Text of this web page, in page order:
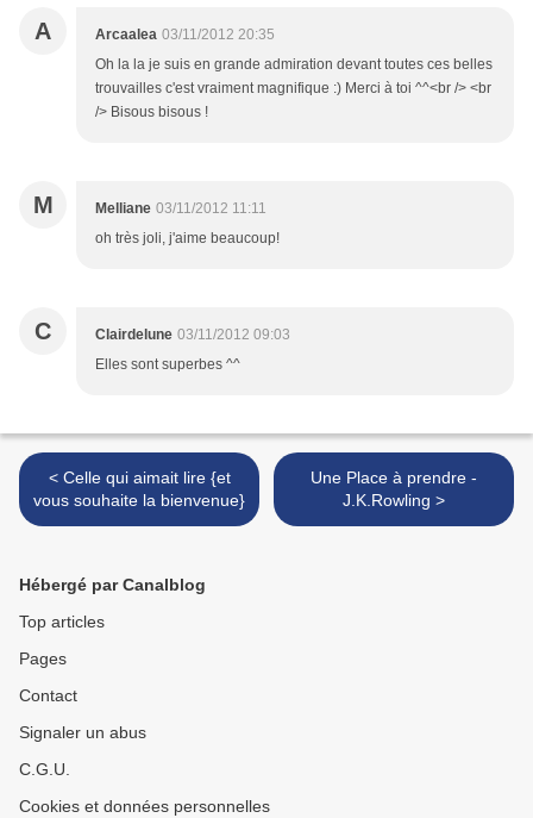
A Arcaalea 03/11/2012 20:35
Oh la la je suis en grande admiration devant toutes ces belles
trouvailles c'est vraiment magnifique :) Merci à toi ^^<br /> <br
/> Bisous bisous !
M Melliane 03/11/2012 11:11
oh très joli, j'aime beaucoup!
C Clairdelune 03/11/2012 09:03
Elles sont superbes ^^
< Celle qui aimait lire {et
vous souhaite la bienvenue}
Une Place à prendre -
J.K.Rowling >
Hébergé par Canalblog
Top articles
Pages
Contact
Signaler un abus
C.G.U.
Cookies et données personnelles